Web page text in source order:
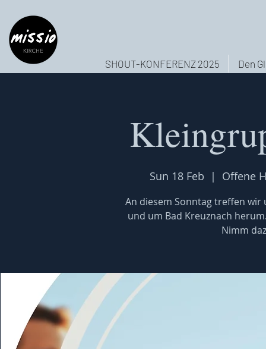
Den
SHOUT-KONFERENZ 2025
Sun 18 Feb
  |
Offene
An diesem Sonntag treffen
und um Bad Kreuznach
Nimm